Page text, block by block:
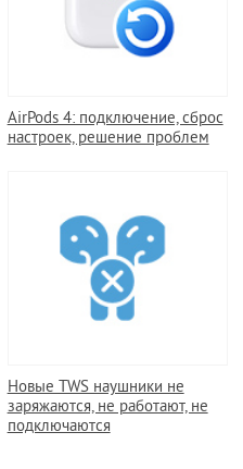
AirPods 4: подключение, сброс
настроек, решение проблем
Новые TWS наушники не
заряжаются, не работают, не
подключаются